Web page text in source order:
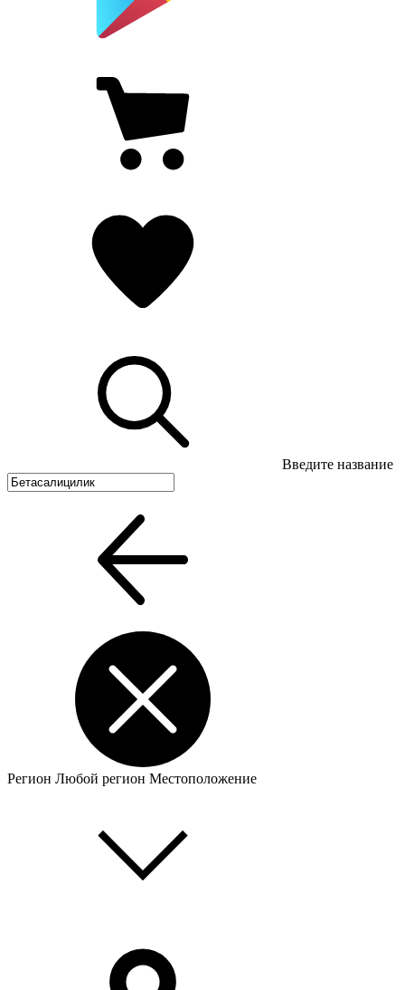
Введите название
Регион Любой регион Местоположение